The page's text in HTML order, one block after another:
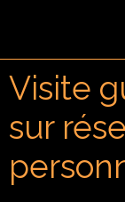
Visite
sur